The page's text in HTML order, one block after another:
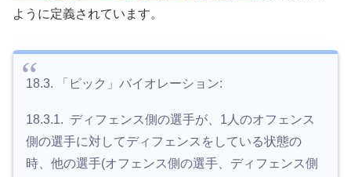
ように定義されています。
18.3. 「ピック」バイオレーション:
18.3.1. ディフェンス側の選手が、1人のオフェンス
側の選手に対してディフェンスをしている状態の
時、他の選手(オフェンス側の選手、ディフェンス側